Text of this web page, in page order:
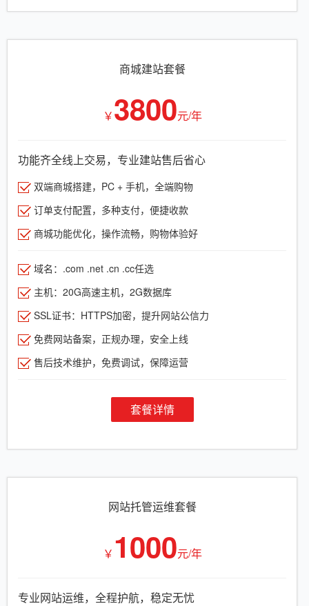
商城建站套餐
￥3800元/年
功能齐全线上交易，专业建站售后省心
双端商城搭建，PC + 手机，全端购物
订单支付配置，多种支付，便捷收款
商城功能优化，操作流畅，购物体验好
域名：.com .net .cn .cc任选
主机：20G高速主机，2G数据库
SSL证书：HTTPS加密，提升网站公信力
免费网站备案，正规办理，安全上线
售后技术维护，免费调试，保障运营
套餐详情
网站托管运维套餐
￥ 1000元/年
专业网站运维，全程护航，稳定无忧